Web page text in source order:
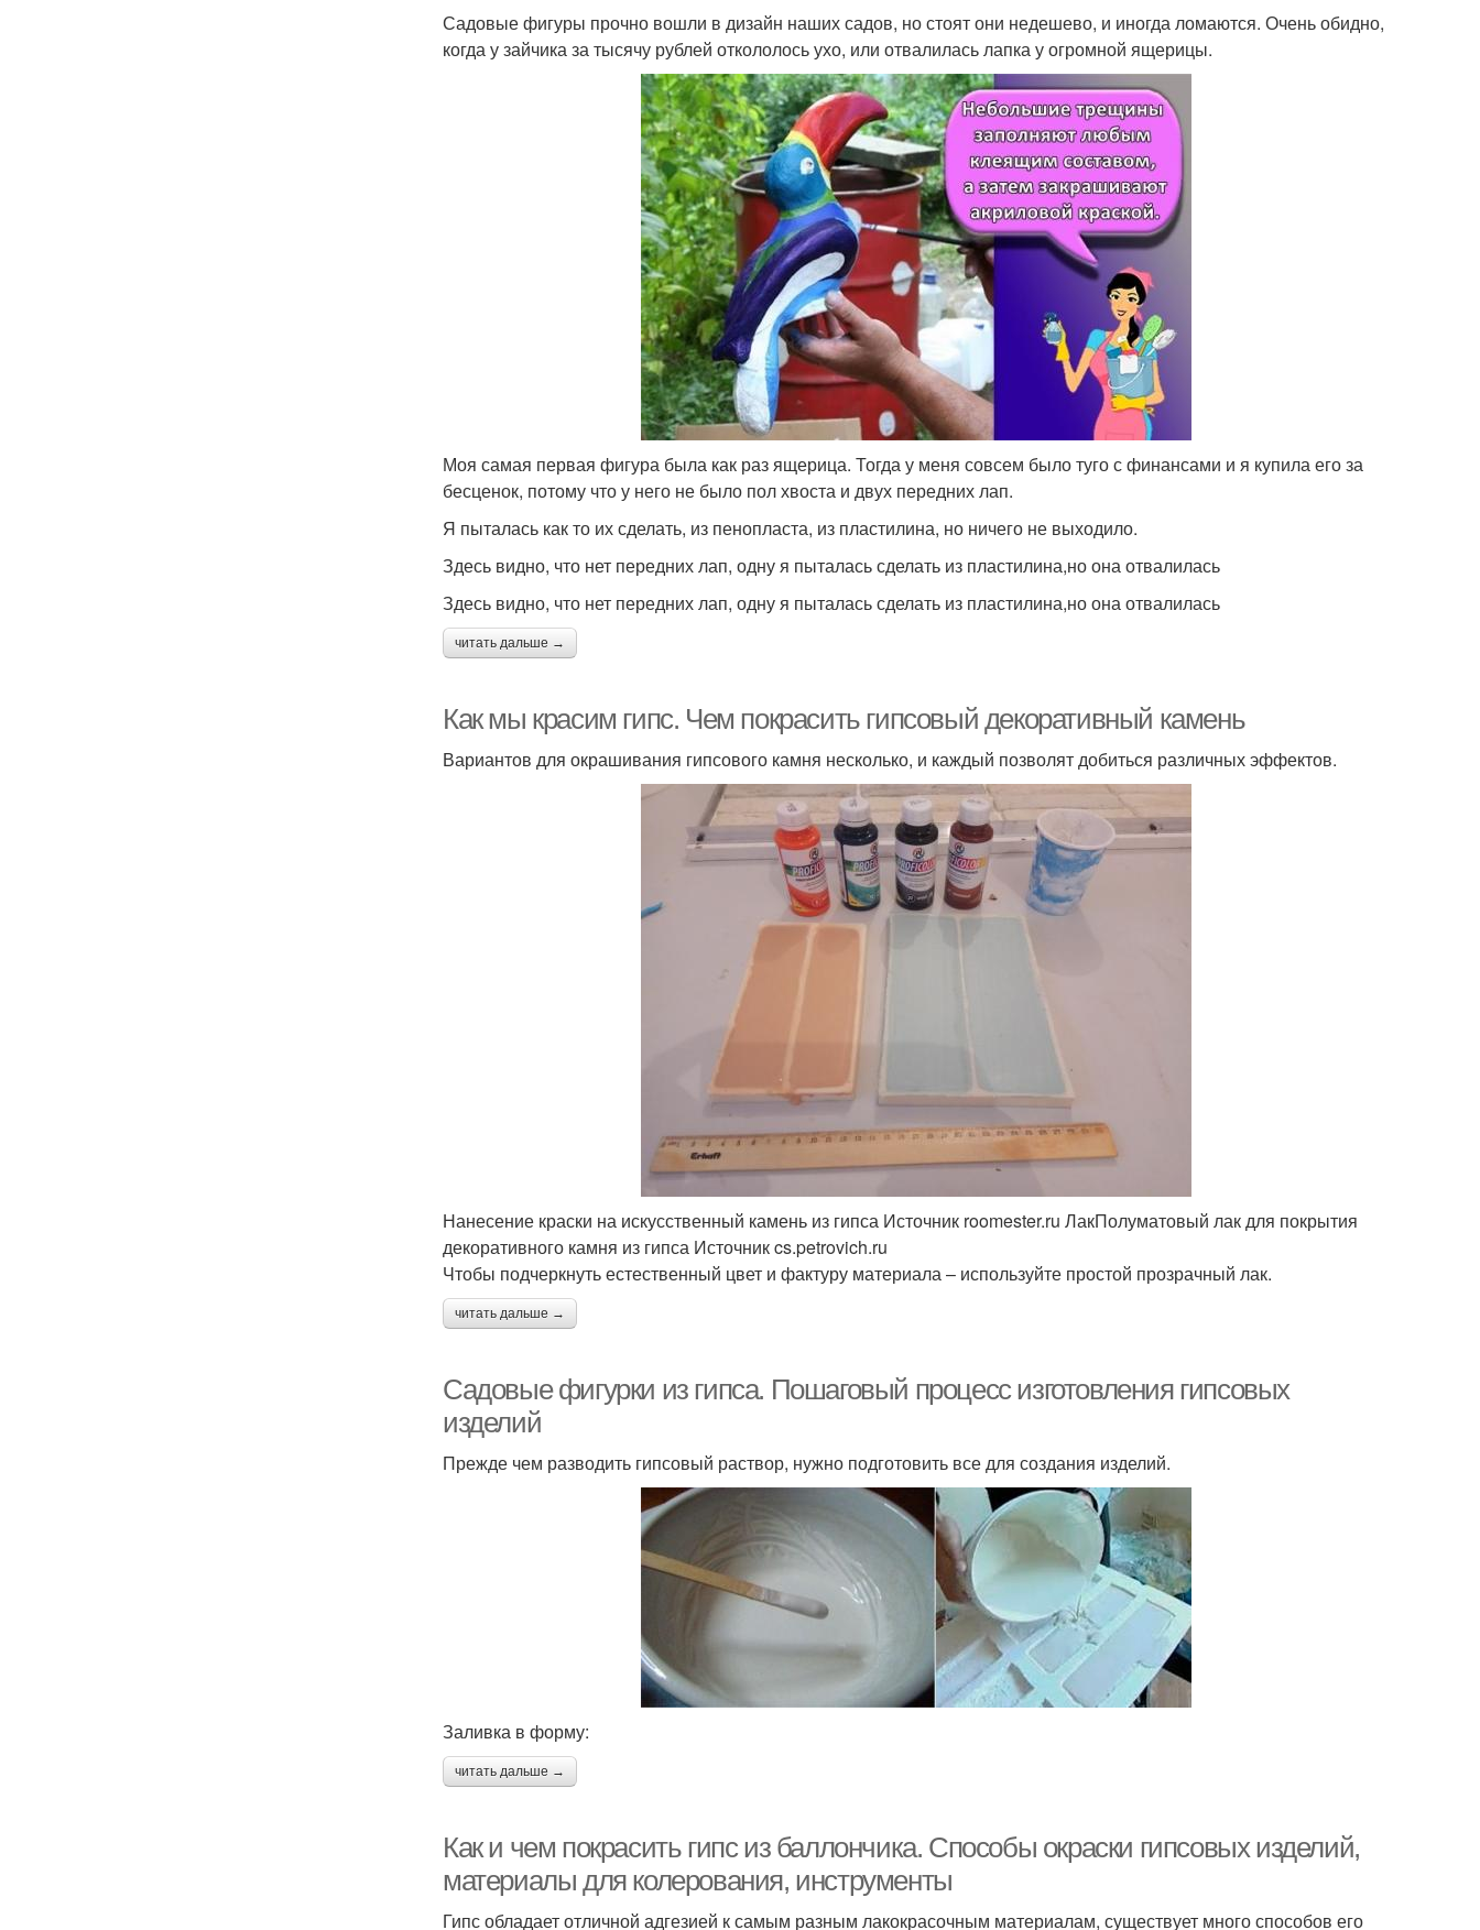
Садовые фигуры прочно вошли в дизайн наших садов, но стоят они недешево, и иногда ломаются. Очень обидно,
когда у зайчика за тысячу рублей откололось ухо, или отвалилась лапка у огромной ящерицы.
Моя самая первая фигура была как раз ящерица. Тогда у меня совсем было туго с финансами и я купила его за
бесценок, потому что у него не было пол хвоста и двух передних лап.
Я пыталась как то их сделать, из пенопласта, из пластилина, но ничего не выходило.
Здесь видно, что нет передних лап, одну я пыталась сделать из пластилина,но она отвалилась
Здесь видно, что нет передних лап, одну я пыталась сделать из пластилина,но она отвалилась
читать дальше →
Как мы красим гипс. Чем покрасить гипсовый декоративный камень
Вариантов для окрашивания гипсового камня несколько, и каждый позволят добиться различных эффектов.
Нанесение краски на искусственный камень из гипса Источник roomester.ru ЛакПолуматовый лак для покрытия
декоративного камня из гипса Источник cs.petrovich.ru
Чтобы подчеркнуть естественный цвет и фактуру материала – используйте простой прозрачный лак.
читать дальше →
Садовые фигурки из гипса. Пошаговый процесс изготовления гипсовых
изделий
Прежде чем разводить гипсовый раствор, нужно подготовить все для создания изделий.
Заливка в форму:
читать дальше →
Как и чем покрасить гипс из баллончика. Способы окраски гипсовых изделий,
материалы для колерования, инструменты
Гипс обладает отличной адгезией к самым разным лакокрасочным материалам, существует много способов его